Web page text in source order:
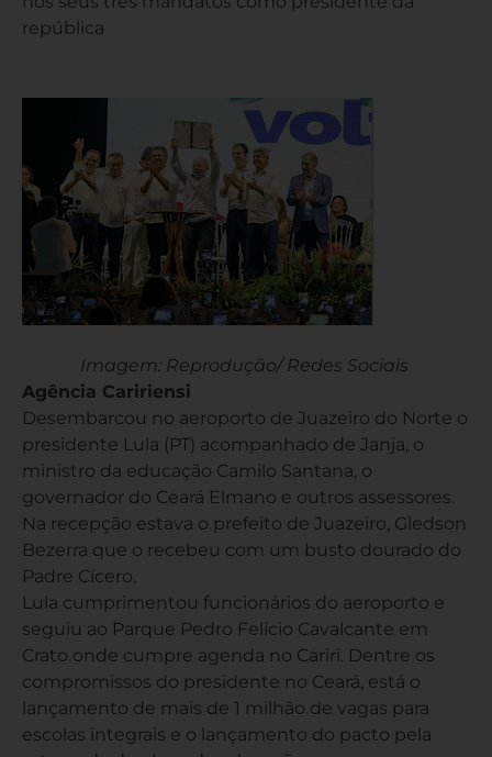
república
Imagem: Reprodução/ Redes Sociais
Agência Caririensi
Desembarcou no aeroporto de Juazeiro do Norte o
presidente Lula (PT) acompanhado de Janja, o
ministro da educação Camilo Santana, o
governador do Ceará Elmano e outros assessores.
Na recepção estava o prefeito de Juazeiro, Gledson
Bezerra que o recebeu com um busto dourado do
Padre Cícero.
Lula cumprimentou funcionários do aeroporto e
seguiu ao Parque Pedro Felício Cavalcante em
Crato onde cumpre agenda no Cariri. Dentre os
compromissos do presidente no Ceará, está o
lançamento de mais de 1 milhão de vagas para
escolas integrais e o lançamento do pacto pela